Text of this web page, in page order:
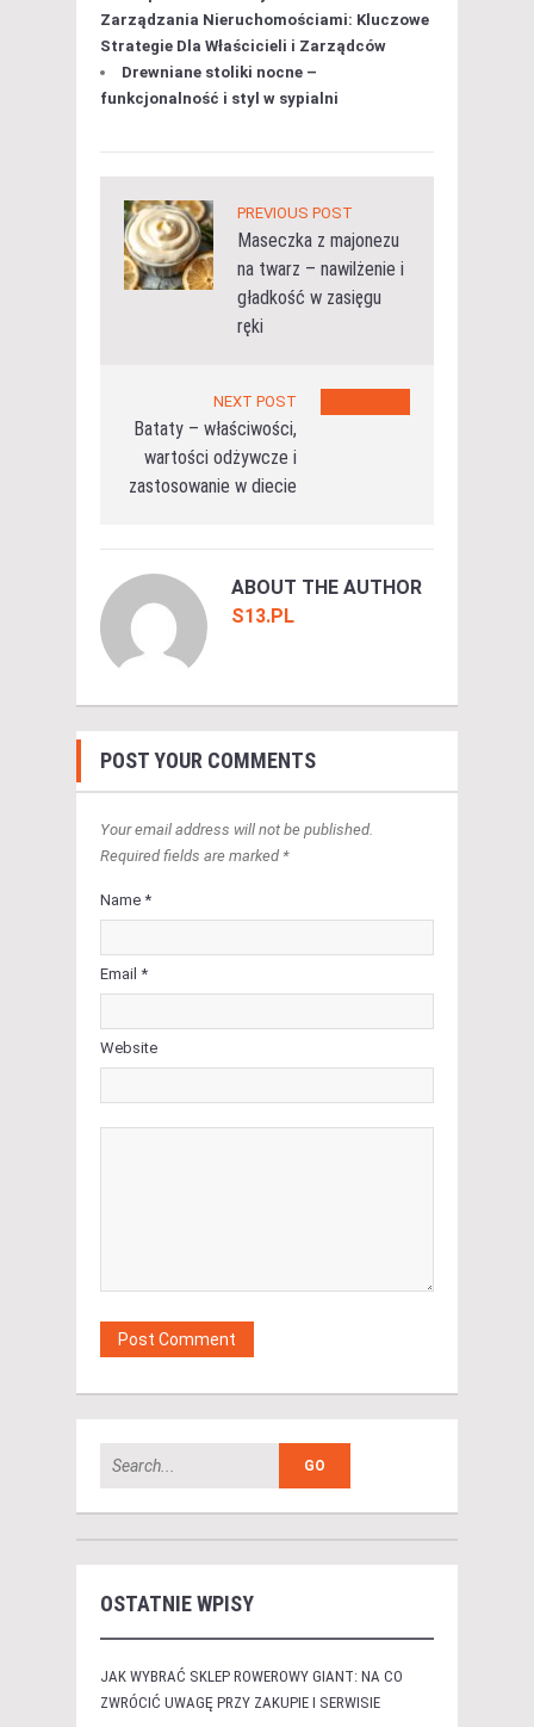
Zarządzania Nieruchomościami: Kluczowe
Strategie Dla Właścicieli i Zarządców
Drewniane stoliki nocne –
funkcjonalność i styl w sypialni
PREVIOUS POST
Maseczka z majonezu
na twarz – nawilżenie i
gładkość w zasięgu
ręki
NEXT POST
Bataty – właściwości,
wartości odżywcze i
zastosowanie w diecie
ABOUT THE AUTHOR
S13.PL
POST YOUR COMMENTS
Your email address will not be published.
Required fields are marked *
Name *
Email *
Website
OSTATNIE WPISY
JAK WYBRAĆ SKLEP ROWEROWY GIANT: NA CO
ZWRÓCIĆ UWAGĘ PRZY ZAKUPIE I SERWISIE